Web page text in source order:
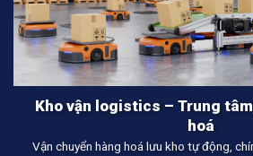
Kho vận logistics – Trung
hoá
Vận chuyển hàng hoá lưu kho tự động,